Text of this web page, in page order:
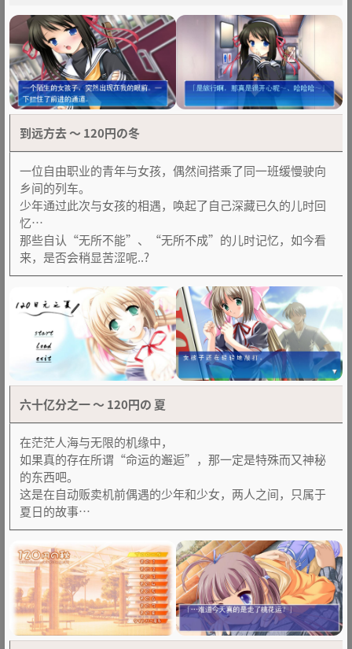
到远方去 ～ 120円の冬
一位自由职业的青年与女孩，偶然间搭乘了同一班缓慢驶向
乡间的列车。
少年通过此次与女孩的相遇，唤起了自己深藏已久的儿时回
忆…
那些自认“无所不能”、“无所不成”的儿时记忆，如今看
来，是否会稍显苦涩呢..?
六十亿分之一 ～ 120円の 夏
在茫茫人海与无限的机缘中，
如果真的存在所谓“命运的邂逅”，那一定是特殊而又神秘
的东西吧。
这是在自动贩卖机前偶遇的少年和少女，两人之间，只属于
夏日的故事…